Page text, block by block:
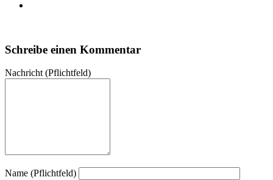
Schreibe einen Kommentar
Nachricht (Pflichtfeld)
Name (Pflichtfeld)